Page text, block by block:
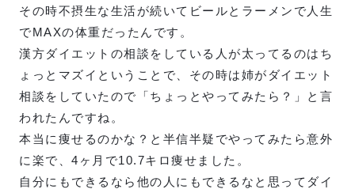
その時不摂生な生活が続いてビールとラーメンで人生
でMAXの体重だったんです。
漢方ダイエットの相談をしている人が太ってるのはち
ょっとマズイということで、その時は姉がダイエット
相談をしていたので「ちょっとやってみたら？」と言
われたんですね。
本当に痩せるのかな？と半信半疑でやってみたら意外
に楽で、4ヶ月で10.7キロ痩せました。
自分にもできるなら他の人にもできるなと思ってダイ